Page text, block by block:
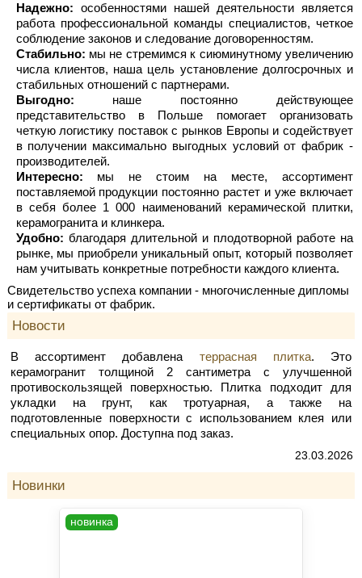
Надежно: особенностями нашей деятельности является
работа профессиональной команды специалистов, четкое
соблюдение законов и следование договоренностям.
Стабильно: мы не стремимся к сиюминутному увеличению
числа клиентов, наша цель установление долгосрочных и
стабильных отношений с партнерами.
Выгодно: наше постоянно действующее
представительство в Польше помогает организовать
четкую логистику поставок с рынков Европы и содействует
в получении максимально выгодных условий от фабрик -
производителей.
Интересно: мы не стоим на месте, ассортимент
поставляемой продукции постоянно растет и уже включает
в себя более 1 000 наименований керамической плитки,
керамогранита и клинкера.
Удобно: благодаря длительной и плодотворной работе на
рынке, мы приобрели уникальный опыт, который позволяет
нам учитывать конкретные потребности каждого клиента.
Свидетельство успеха компании - многочисленные дипломы
и сертификаты от фабрик.
Новости
В ассортимент добавлена террасная плитка. Это
керамогранит толщиной 2 сантиметра с улучшенной
противоскользящей поверхностью. Плитка подходит для
укладки на грунт, как тротуарная, а также на
подготовленные поверхности с использованием клея или
специальных опор. Доступна под заказ.
23.03.2026
Новинки
новинка